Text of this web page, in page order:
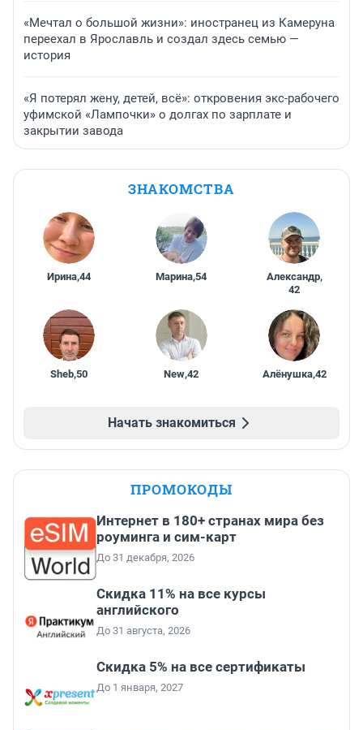
«Мечтал о большой жизни»: иностранец из Камеруна
переехал в Ярославль и создал здесь семью —
история
«Я потерял жену, детей, всё»: откровения экс-рабочего
уфимской «Лампочки» о долгах по зарплате и
закрытии завода
ЗНАКОМСТВА
Ирина,44 Марина,54 Александр,
42
Sheb,50 New,42 Алёнушка,42
Начать знакомиться
ПРОМОКОДЫ
Интернет в 180+ странах мира без
роуминга и сим-карт
До 31 декабря, 2026
Скидка 11% на все курсы
английского
До 31 августа, 2026
Скидка 5% на все сертификаты
До 1 января, 2027